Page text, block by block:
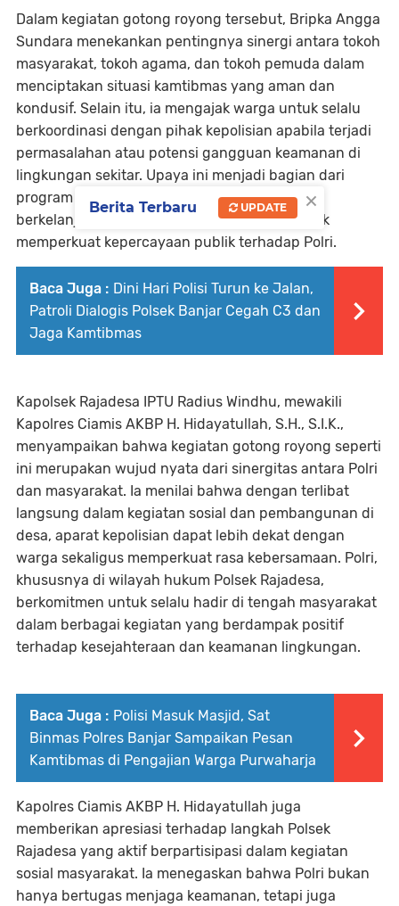
Dalam kegiatan gotong royong tersebut, Bripka Angga
Sundara menekankan pentingnya sinergi antara tokoh
masyarakat, tokoh agama, dan tokoh pemuda dalam
menciptakan situasi kamtibmas yang aman dan
kondusif. Selain itu, ia mengajak warga untuk selalu
berkoordinasi dengan pihak kepolisian apabila terjadi
permasalahan atau potensi gangguan keamanan di
lingkungan sekitar. Upaya ini menjadi bagian dari
program pembinaan masyarakat yang secara
berkelanjutan dilakukan Polsek Rajadesa untuk
memperkuat kepercayaan publik terhadap Polri.
Baca Juga : Dini Hari Polisi Turun ke Jalan,
Patroli Dialogis Polsek Banjar Cegah C3 dan
Jaga Kamtibmas
Kapolsek Rajadesa IPTU Radius Windhu, mewakili
Kapolres Ciamis AKBP H. Hidayatullah, S.H., S.I.K.,
menyampaikan bahwa kegiatan gotong royong seperti
ini merupakan wujud nyata dari sinergitas antara Polri
dan masyarakat. Ia menilai bahwa dengan terlibat
langsung dalam kegiatan sosial dan pembangunan di
desa, aparat kepolisian dapat lebih dekat dengan
warga sekaligus memperkuat rasa kebersamaan. Polri,
khususnya di wilayah hukum Polsek Rajadesa,
berkomitmen untuk selalu hadir di tengah masyarakat
dalam berbagai kegiatan yang berdampak positif
terhadap kesejahteraan dan keamanan lingkungan.
Baca Juga : Polisi Masuk Masjid, Sat
Binmas Polres Banjar Sampaikan Pesan
Kamtibmas di Pengajian Warga Purwaharja
Kapolres Ciamis AKBP H. Hidayatullah juga
memberikan apresiasi terhadap langkah Polsek
Rajadesa yang aktif berpartisipasi dalam kegiatan
sosial masyarakat. Ia menegaskan bahwa Polri bukan
hanya bertugas menjaga keamanan, tetapi juga
×
Berita Terbaru UPDATE